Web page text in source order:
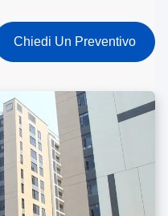
Chiedi Un Preventivo